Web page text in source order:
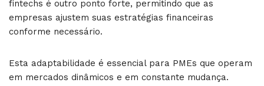
fintechs é outro ponto forte, permitindo que as
empresas ajustem suas estratégias financeiras
conforme necessário.
Esta adaptabilidade é essencial para PMEs que operam
em mercados dinâmicos e em constante mudança.